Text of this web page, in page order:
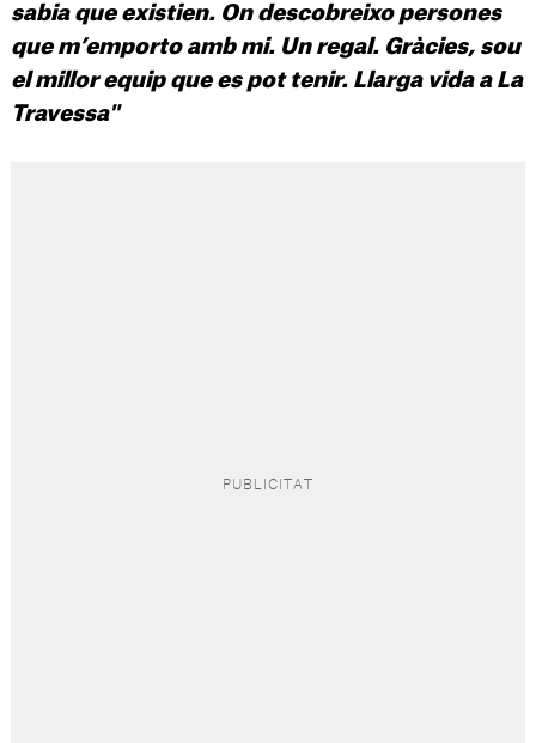
sabia que existien. On descobreixo persones
que m’emporto amb mi. Un regal. Gràcies, sou
el millor equip que es pot tenir. Llarga vida a La
Travessa"